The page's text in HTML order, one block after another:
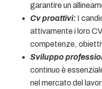
garantire un
Cv proattivi:I
attivamente i loro
competenze,
Sviluppo
continuo è
nel mercato del